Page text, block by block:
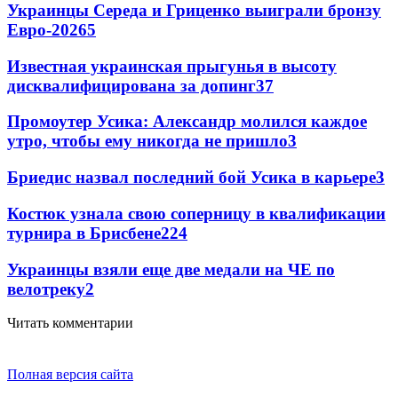
Украинцы Середа и Гриценко выиграли бронзу
Евро-20265
Известная украинская прыгунья в высоту
дисквалифицирована за допинг37
Промоутер Усика: Александр молился каждое
утро, чтобы ему никогда не пришло3
Бриедис назвал последний бой Усика в карьере3
Костюк узнала свою соперницу в квалификации
турнира в Брисбене224
Украинцы взяли еще две медали на ЧЕ по
велотреку2
Читать комментарии
Полная версия сайта